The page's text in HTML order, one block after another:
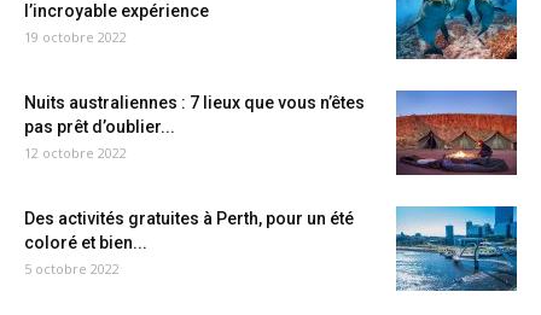
l’incroyable expérience
19 octobre 2022
Nuits australiennes : 7 lieux que vous n’êtes
pas prêt d’oublier...
12 octobre 2022
Des activités gratuites à Perth, pour un été
coloré et bien...
5 octobre 2022